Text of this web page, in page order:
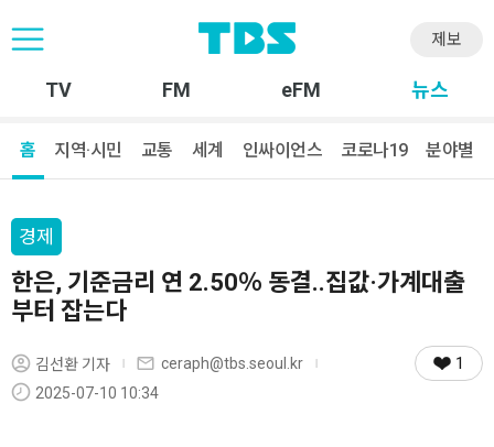
제보
TV FM eFM 뉴스
홈 지역·시민 교통 세계 인싸이언스 코로나19 분야별
경제
한은, 기준금리 연 2.50％ 동결..집값·가계대출
부터 잡는다
김선환 기자
ceraph@tbs.seoul.kr
2025-07-10 10:34
1